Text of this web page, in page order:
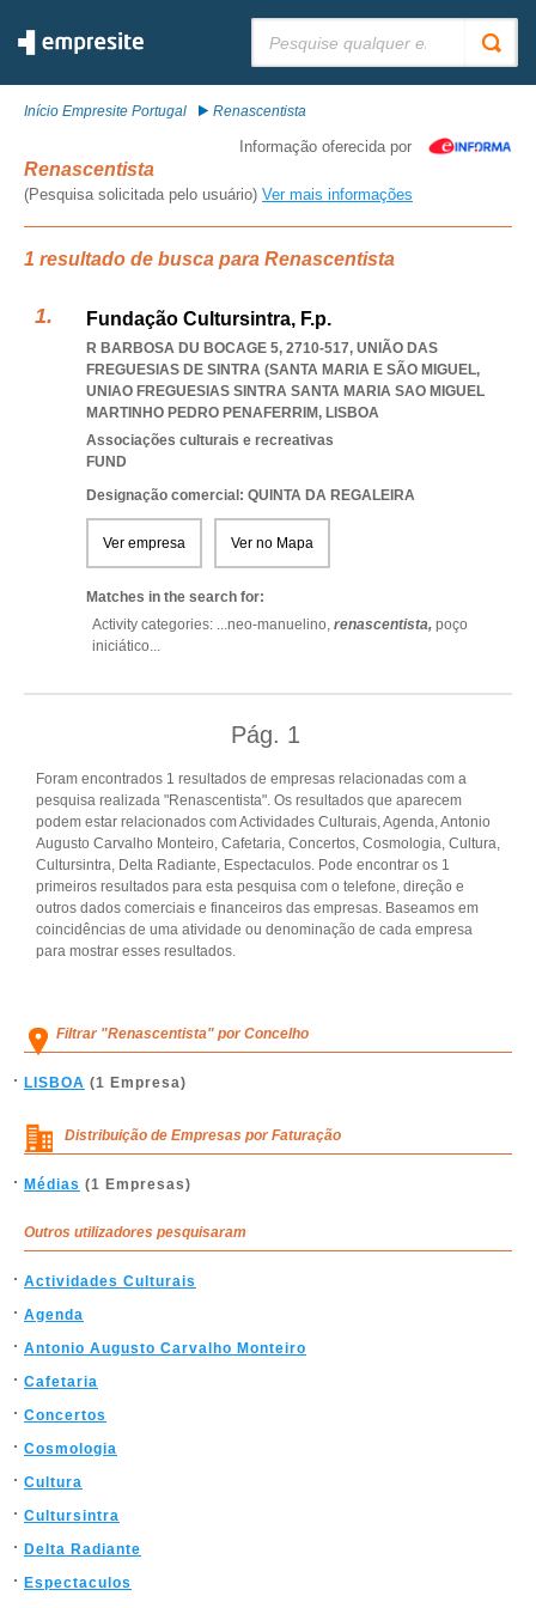
Início Empresite Portugal Renascentista
Informação oferecida por
Renascentista
(Pesquisa solicitada pelo usuário) Ver mais informações
1 resultado de busca para Renascentista
Fundação Cultursintra, F.p.
R BARBOSA DU BOCAGE 5, 2710-517, UNIÃO DAS
FREGUESIAS DE SINTRA (SANTA MARIA E SÃO MIGUEL,
UNIAO FREGUESIAS SINTRA SANTA MARIA SAO MIGUEL
MARTINHO PEDRO PENAFERRIM, LISBOA
Associações culturais e recreativas
FUND
Designação comercial: QUINTA DA REGALEIRA
Ver empresa Ver no Mapa
Matches in the search for:
Activity categories: ...neo-manuelino, renascentista, poço
iniciático...
Pág. 1
Foram encontrados 1 resultados de empresas relacionadas com a
pesquisa realizada "Renascentista". Os resultados que aparecem
podem estar relacionados com Actividades Culturais, Agenda, Antonio
Augusto Carvalho Monteiro, Cafetaria, Concertos, Cosmologia, Cultura,
Cultursintra, Delta Radiante, Espectaculos. Pode encontrar os 1
primeiros resultados para esta pesquisa com o telefone, direção e
outros dados comerciais e financeiros das empresas. Baseamos em
coincidências de uma atividade ou denominação de cada empresa
para mostrar esses resultados.
Filtrar "Renascentista" por Concelho
LISBOA (1 Empresa)
Distribuição de Empresas por Faturação
Médias (1 Empresas)
Outros utilizadores pesquisaram
Actividades Culturais
Agenda
Antonio Augusto Carvalho Monteiro
Cafetaria
Concertos
Cosmologia
Cultura
Cultursintra
Delta Radiante
Espectaculos